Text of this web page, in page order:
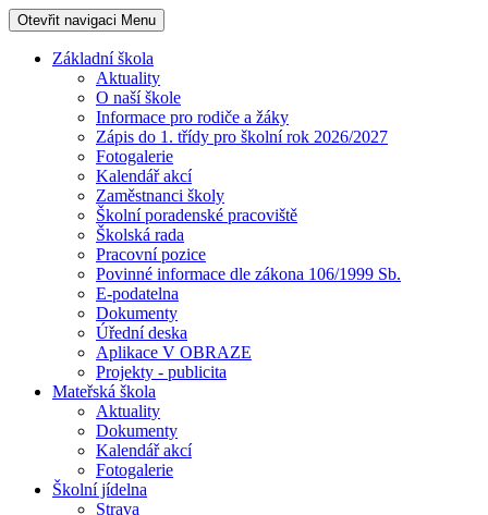
Otevřit navigaci Menu
Základní škola
Aktuality
O naší škole
Informace pro rodiče a žáky
Zápis do 1. třídy pro školní rok 2026/2027
Fotogalerie
Kalendář akcí
Zaměstnanci školy
Školní poradenské pracoviště
Školská rada
Pracovní pozice
Povinné informace dle zákona 106/1999 Sb.
E-podatelna
Dokumenty
Úřední deska
Aplikace V OBRAZE
Projekty - publicita
Mateřská škola
Aktuality
Dokumenty
Kalendář akcí
Fotogalerie
Školní jídelna
Strava